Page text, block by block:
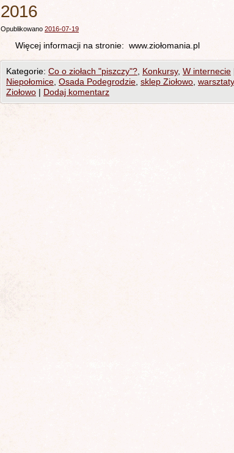
2016
Opublikowano 2016-07-19
Więcej informacji na stronie: www.ziołomania.pl
Kategorie: Co o ziołach "piszczy"? Konkursy, W internecie
Niepołomice Osada Podegrodzie sklep Ziołowo warsztaty
Ziołowo | Dodaj komentarz